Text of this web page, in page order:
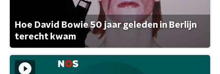
Hoe David Bowie 50 jaar geleden in Berlijn
terecht kwam